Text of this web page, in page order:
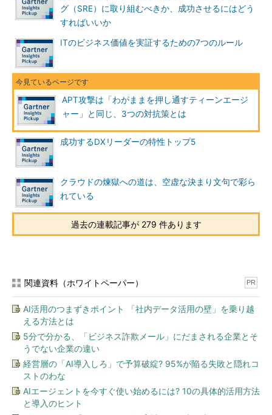
グ（SRE）に取り組むべきか、成功させるにはどう
すればいいか
ITのビジネス価値を実証するための7つのルール
APT攻撃は「わがままを押し通すティーンエージ
ャー」と同じ、3つの対抗策とは
成功するDXリーダーの特性トップ5
クラウドの煉獄への道は、空虚な決まり文句で彩ら
れている
過去の連載記事が 279 件あります
関連資料（ホワイトペーパー） PR
AI活用のつまずきポイント 「社内データ活用の壁」を乗り越
える方法とは
5分で分かる、「ビジネス詐欺メール」にだまされる企業とそ
うでない企業の違い
経営層の「AI導入しろ」で予算破綻? 95%が陥る失敗と隠れコ
ストのわな
AIエージェントを今すぐ使い始めるには? 10の具体的活用方法
と導入のヒント